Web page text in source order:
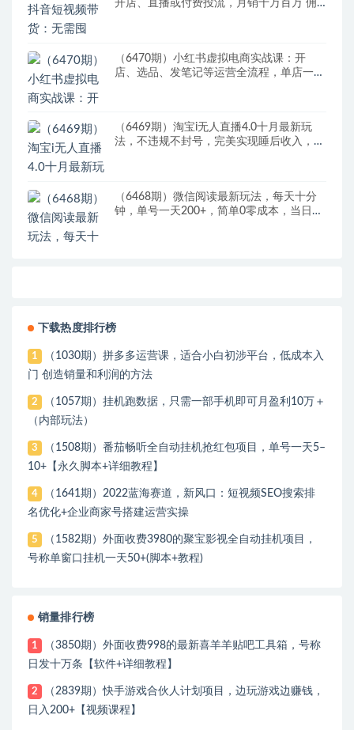
开店、直播或付费投流，月销十万百万 佣
（6470期）小红书虚拟电商实战课：开
店、选品、发笔记等运营全流程，单店一天
（6469期）淘宝i无人直播4.0十月最新玩
法，不违规不封号，完美实现睡后收入，日
（6468期）微信阅读最新玩法，每天十分
钟，单号一天200+，简单0零成本，当日提
下载热度排行榜
1
（1030期）拼多多运营课，适合小白初涉平台，低成本入
门 创造销量和利润的方法
2
（1057期）挂机跑数据，只需一部手机即可月盈利10万＋
（内部玩法）
3
（1508期）番茄畅听全自动挂机抢红包项目，单号一天5–
10+【永久脚本+详细教程】
4
（1641期）2022蓝海赛道，新风口：短视频SEO搜索排
名优化+企业商家号搭建运营实操
5
（1582期）外面收费3980的聚宝影视全自动挂机项目，
号称单窗口挂机一天50+(脚本+教程)
销量排行榜
1
（3850期）外面收费998的最新喜羊羊贴吧工具箱，号称
日发十万条【软件+详细教程】
2
（2839期）快手游戏合伙人计划项目，边玩游戏边赚钱，
日入200+【视频课程】